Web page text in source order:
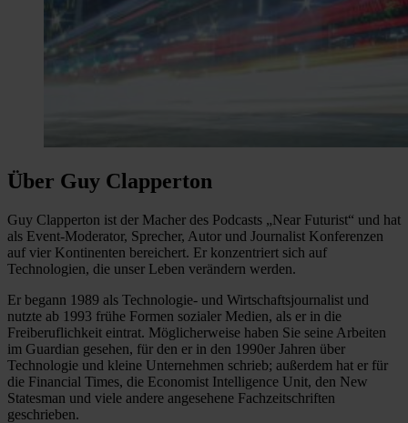
Über Guy Clapperton
Guy Clapperton ist der Macher des Podcasts „Near Futurist“ und hat
als Event-Moderator, Sprecher, Autor und Journalist Konferenzen
auf vier Kontinenten bereichert. Er konzentriert sich auf
Technologien, die unser Leben verändern werden.
Er begann 1989 als Technologie- und Wirtschaftsjournalist und
nutzte ab 1993 frühe Formen sozialer Medien, als er in die
Freiberuflichkeit eintrat. Möglicherweise haben Sie seine Arbeiten
im Guardian gesehen, für den er in den 1990er Jahren über
Technologie und kleine Unternehmen schrieb; außerdem hat er für
die Financial Times, die Economist Intelligence Unit, den New
Statesman und viele andere angesehene Fachzeitschriften
geschrieben.